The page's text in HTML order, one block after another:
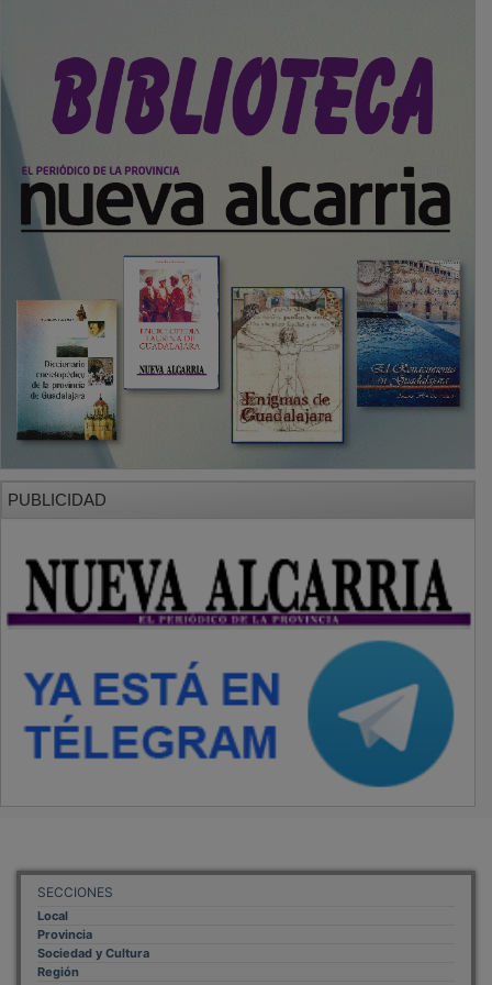
SECCIONES
Local
Provincia
Sociedad y Cultura
Región
Deportes